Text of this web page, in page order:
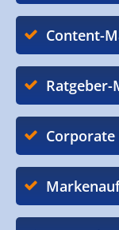
Content-
Corporate